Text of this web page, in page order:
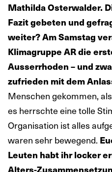
Mathilda Osterwalder.
Fazit gebeten und
weiter?Am Samstag
Klimagruppe AR die
Ausserrhoden – und
zufrieden mit dem
Menschen gekommen,
es herrschte eine tolle
Organisation ist alles
waren sehr bewegend.
Leuten habt ihr locker
Alters-